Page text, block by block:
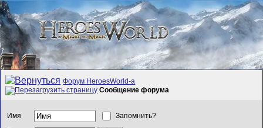
Форум HeroesWorld-а
Сообщение форума
Имя Запомнить?